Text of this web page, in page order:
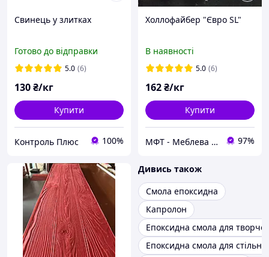
Свинець у злитках
Готово до відправки
5.0 (6)
130₴/кг
Купити
Контроль Плюс 100%
Холлофайбер "Євро SL"
В наявності
5.0 (6)
162₴/кг
Купити
МФТ - Меблева фурнітура і текстиль 97%
Дивись також
Смола епоксидна
Капролон
Епоксидна смола для
Епоксидна смола для